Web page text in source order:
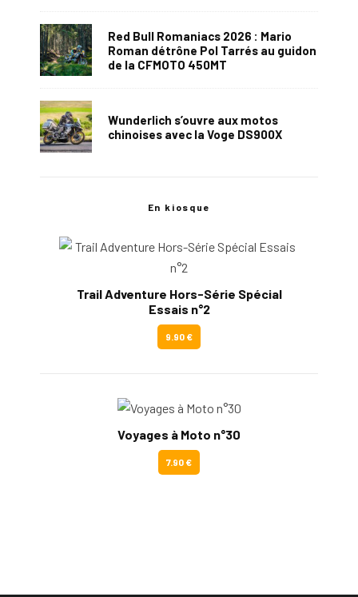
Red Bull Romaniacs 2026 : Mario
Roman détrône Pol Tarrés au guidon
de la CFMOTO 450MT
Wunderlich s’ouvre aux motos
chinoises avec la Voge DS900X
En kiosque
Trail Adventure Hors-Série Spécial
Essais n°2
9.90 €
Voyages à Moto n°30
7.90 €